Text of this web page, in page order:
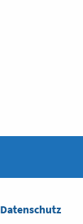
Datenschutz